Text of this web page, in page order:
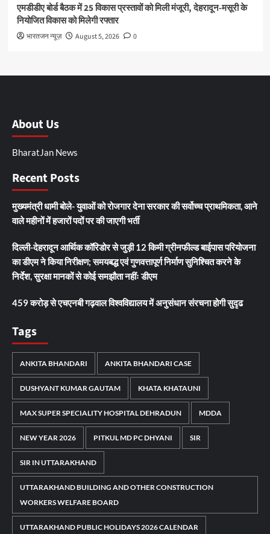
एमडीडीए बोर्ड बैठक में 25 विकास प्रस्तावों को मिली मंजूरी, देहरादून-मसूरी के
नियोजित विकास को मिलेगी रफ्तार
भारतजन न्यूज़ August 5, 2026 0
About Us
BharatJan News
Recent Posts
मुख्यमंत्री धामी बोले- युवाओं को रोजगार देना सरकार की सर्वोच्च प्राथमिकता, आने
वाले महीनों में हजारों पदों पर की जाएगी भर्ती
दिल्ली-देहरादून आर्थिक कॉरिडोर से जुड़ी 12 किमी ग्रीनफील्ड बाईपास परियोजना
का डीएम ने किया निरीक्षण; समयबद्ध एवं गुणवत्तापूर्ण निर्माण सुनिश्चित करने के
निर्देश, सुरक्षा मानकों से कोई समझौता नहींः डीएम
459 करोड़ से एचएनबी गढ़वाल विश्वविद्यालय में अनुसंधान संरचना होगी सुदृढ
Tags
ANKITA BHANDARI ANKITA BHANDARI CASE
DUSHYANT KUMAR GAUTAM KHATA KHATAUNI
MAX SUPER SPECIALITY HOSPITAL DEHRADUN MDDA
NEW YEAR 2026 PITKUL MD PC DHYANI SIR
SIR IN UTTARAKHAND
UTTARAKHAND BUILDING AND OTHER CONSTRUCTION
WORKERS WELFARE BOARD
UTTARAKHAND PUBLIC HOLIDAYS 2026 CALENDAR